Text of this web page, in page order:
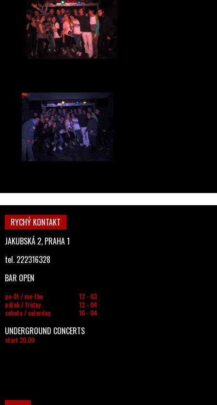
RYCHÝ KONTAKT
JAKUBSKÁ 2, PRAHA 1
tel. 222316328
BAR OPEN
po-čt / mo-thu
12 - 03
pátek / friday
12 - 04
sobota / saturday
16 - 04
UNDERGROUND CONCERTS
start 20.00